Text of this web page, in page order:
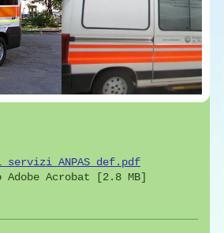
ANPAS def.pdf
Adobe Acrobat [2.8 MB]